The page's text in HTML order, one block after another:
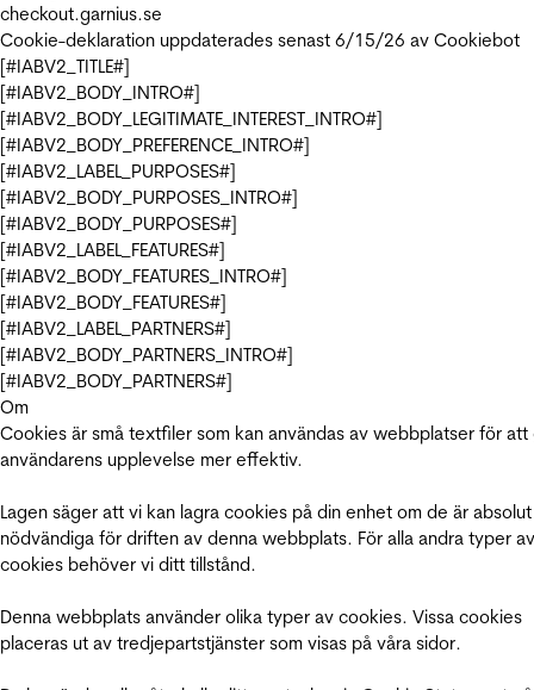
checkout.garnius.se
Cookie-deklaration uppdaterades senast 6/15/26 av Cookiebot
[#IABV2_TITLE#]
[#IABV2_BODY_INTRO#]
[#IABV2_BODY_LEGITIMATE_INTEREST_INTRO#]
[#IABV2_BODY_PREFERENCE_INTRO#]
[#IABV2_LABEL_PURPOSES#]
[#IABV2_BODY_PURPOSES_INTRO#]
[#IABV2_BODY_PURPOSES#]
[#IABV2_LABEL_FEATURES#]
[#IABV2_BODY_FEATURES_INTRO#]
[#IABV2_BODY_FEATURES#]
[#IABV2_LABEL_PARTNERS#]
[#IABV2_BODY_PARTNERS_INTRO#]
[#IABV2_BODY_PARTNERS#]
Om
Cookies är små textfiler som kan användas av webbplatser för att
användarens upplevelse mer effektiv.
Lagen säger att vi kan lagra cookies på din enhet om de är absolut
nödvändiga för driften av denna webbplats. För alla andra typer av
cookies behöver vi ditt tillstånd.
Denna webbplats använder olika typer av cookies. Vissa cookies
placeras ut av tredjepartstjänster som visas på våra sidor.